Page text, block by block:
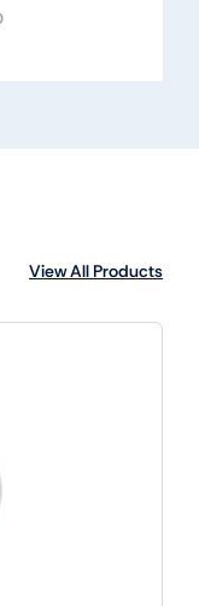
View All Products